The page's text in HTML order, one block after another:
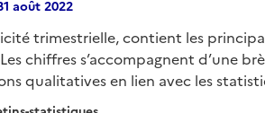
août 2022
trimestrielle, contient les
chiffres s’accompagnent d’une
qualitatives en lien avec les